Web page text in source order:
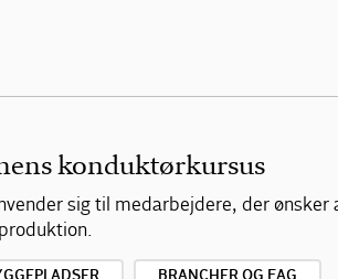
konduktørkursus
sig til medarbejdere, der
BRANCHER OG FAG